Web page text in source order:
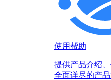
使用帮助
提供产品介绍
全面详尽的产